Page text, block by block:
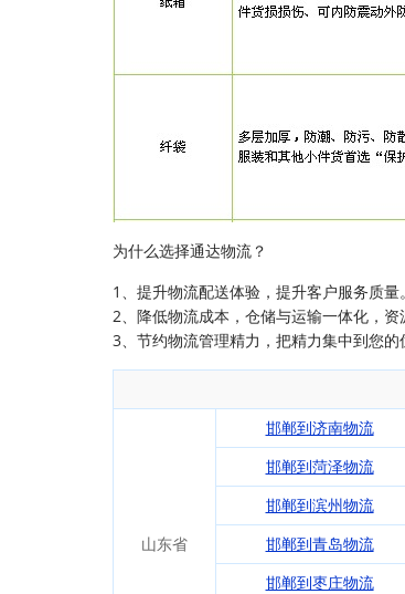
为什么选择通达物流？
1、提升物流配送体验，提升客户服务质量。
2、降低物流成本，仓储与运输一体化，资
3、节约物流管理精力，把精力集中到您的
山东省
邯郸到济南物流
邯郸到菏泽物流
邯郸到滨州物流
邯郸到青岛物流
邯郸到枣庄物流